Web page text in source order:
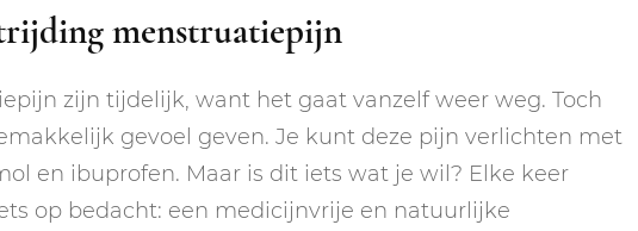
menstruatiepijn
zijn tijdelijk, want het gaat vanzelf weer weg. Toch
gevoel geven. Je kunt deze pijn verlichten met
en ibuprofen. Maar is dit iets wat je wil? Elke keer
op bedacht: een medicijnvrije en natuurlijke